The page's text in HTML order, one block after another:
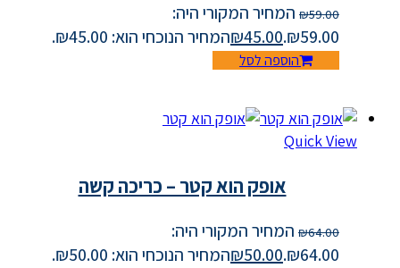
₪59.00
המחיר המקורי היה:
₪59.00.
₪45.00 המחיר הנוכחי הוא: ₪45.00.
הוספה לסל
Quick View
אופק הוא קטר – כריכה קשה
₪64.00
המחיר המקורי היה:
₪64.00.
₪50.00 המחיר הנוכחי הוא: ₪50.00.